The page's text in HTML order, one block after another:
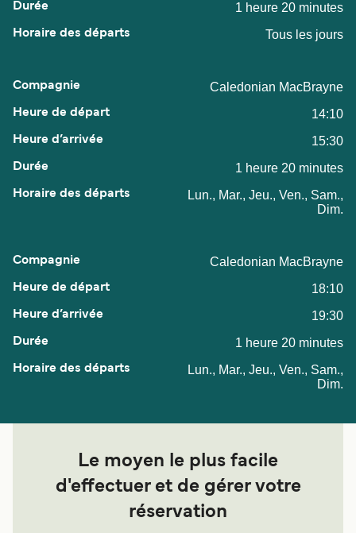
1 heure 20 minutes
Tous les jours
Caledonian MacBrayne
14:10
15:30
1 heure 20 minutes
Lun., Mar., Jeu., Ven., Sam.,
Dim.
Caledonian MacBrayne
18:10
19:30
1 heure 20 minutes
Lun., Mar., Jeu., Ven., Sam.,
Dim.
Le moyen le plus facile
d'effectuer et de gérer votre
réservation